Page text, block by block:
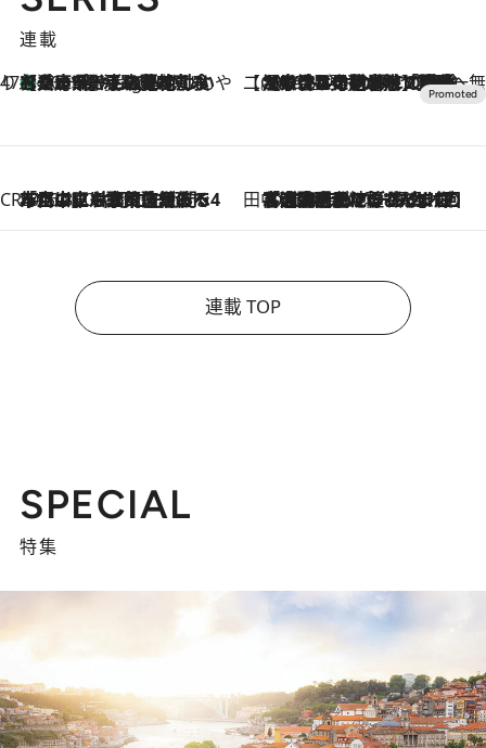
連載
47都道府県の手みやげ ひんやりスイーツで夏を満喫
10 Hours Ago
【兵庫県】この夏絶対食べたい 冷やしておいしいおやつ3選 淡路島の恵みをジェラートに集約 【CREA×星野リゾート】唯一無二。癒しと発見が待つ場所へ
2026.8.7
【トンボの足水浴】ヒノキの香りに包まれて涼感マックス！約13℃の湧水かけ流しを避暑地「星野温泉 トンボの湯」で体験
CREA'S CHOICE
2026.8.7
「立川にも歌舞伎があるんだよ」 片岡仁左衛門・市川中車ら豪華座組みで4年目の立川立飛歌舞伎へ 田中稲の勝手に再ブーム
2026.8.7
「湘南乃風に憧れて」観客大盛上がりの“タオル回し”に、ラッパー顔負けの高速歌唱まで…さだまさし（74）のアグレッシブすぎる現在地
連載 TOP
SPECIAL
特集